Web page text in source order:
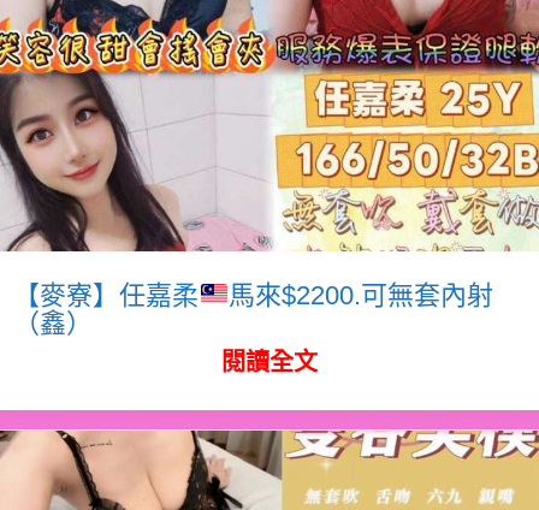
【麥寮】任嘉柔
馬來$2200.可無套內射
（鑫）
閱讀全文